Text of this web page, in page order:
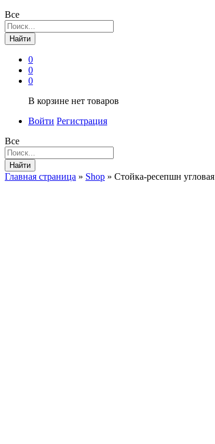
Все
Найти
0
0
0
В корзине нет товаров
Войти Регистрация
Все
Найти
Главная страница » Shop » Стойка-ресепшн угловая